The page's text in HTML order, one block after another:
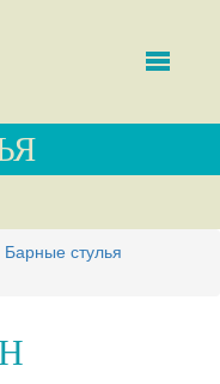
Барные стулья